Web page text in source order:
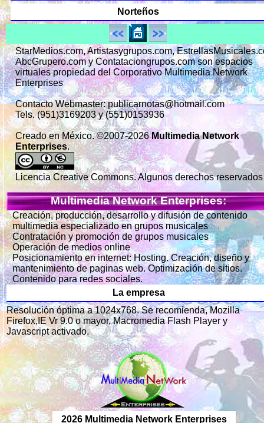
Norteños
StarMedios.com, Artistasygrupos.com,
AbcGrupero.com y Contataciongrupos.com son espacios
virtuales propiedad del Corporativo Multimedia Network
Enterprises
Contacto Webmaster: publicarnotas@hotmail.com
Tels. (951)3169203 y (551)0153936
Creado en México. ©2007-2026 Multimedia Network
Enterprises.
Licencia Creative Commons. Algunos derechos reservados
Multimedia Network Enterprises:
Creación, producción, desarrollo y difusión de contenido
multimedia especializado en grupos musicales
Contratación y promoción de grupos musicales
Operación de medios online
Posicionamiento en internet: Hosting. Creación, diseño y
mantenimiento de paginas web. Optimización de sitios.
Contenido para redes sociales.
La empresa
Resolución óptima a 1024x768. Se recomienda, Mozilla
Firefox,IE Vr 9.0 o mayor, Macromedia Flash Player y
Javascript activado.
2026 Multimedia Network Enterprises